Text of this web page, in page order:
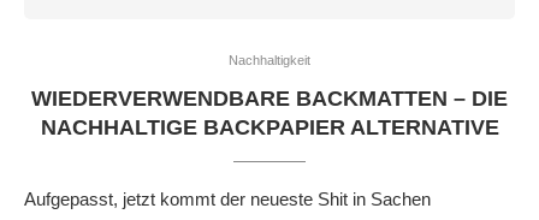
Nachhaltigkeit
WIEDERVERWENDBARE BACKMATTEN – DIE
NACHHALTIGE BACKPAPIER ALTERNATIVE
Aufgepasst, jetzt kommt der neueste Shit in Sachen